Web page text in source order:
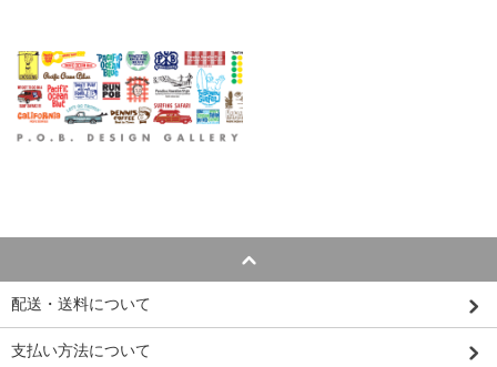
配送・送料について
支払い方法について